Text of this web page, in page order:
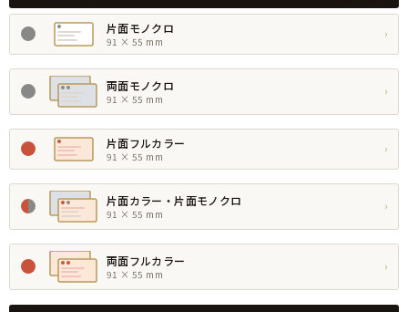
片面モノクロ
91 × 55 mm
›
両面モノクロ
91 × 55 mm
›
片面フルカラー
91 × 55 mm
›
片面カラー・片面モノクロ
91 × 55 mm
›
両面フルカラー
91 × 55 mm
›